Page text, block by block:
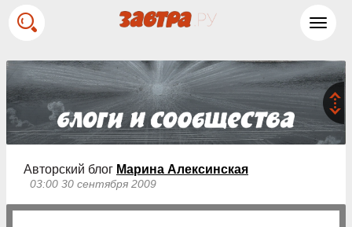
Авторский блог Марина Алексинская
03:00 30 сентября 2009